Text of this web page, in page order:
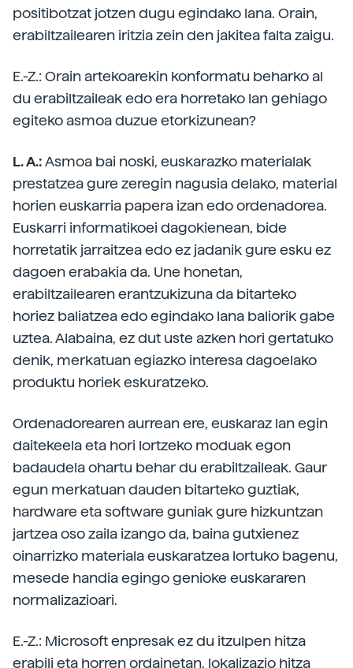
positibotzat jotzen dugu egindako lana. Orain,
erabiltzailearen iritzia zein den jakitea falta zaigu.
E.-Z.: Orain artekoarekin konformatu beharko al
du erabiltzaileak edo era horretako lan gehiago
egiteko asmoa duzue etorkizunean?
L. A.:Asmoa bai noski, euskarazko materialak
prestatzea gure zeregin nagusia delako, material
horien euskarria papera izan edo ordenadorea.
Euskarri informatikoei dagokienean, bide
horretatik jarraitzea edo ez jadanik gure esku ez
dagoen erabakia da. Une honetan,
erabiltzailearen erantzukizuna da bitarteko
horiez baliatzea edo egindako lana baliorik gabe
uztea. Alabaina, ez dut uste azken hori gertatuko
denik, merkatuan egiazko interesa dagoelako
produktu horiek eskuratzeko.
Ordenadorearen aurrean ere, euskaraz lan egin
daitekeela eta hori lortzeko moduak egon
badaudela ohartu behar du erabiltzaileak. Gaur
egun merkatuan dauden bitarteko guztiak,
hardware eta software guniak gure hizkuntzan
jartzea oso zaila izango da, baina gutxienez
oinarrizko materiala euskaratzea lortuko bagenu,
mesede handia egingo genioke euskararen
normalizazioari.
E.-Z.: Microsoft enpresak ez du itzulpen hitza
erabili eta horren ordainetan, lokalizazio hitza